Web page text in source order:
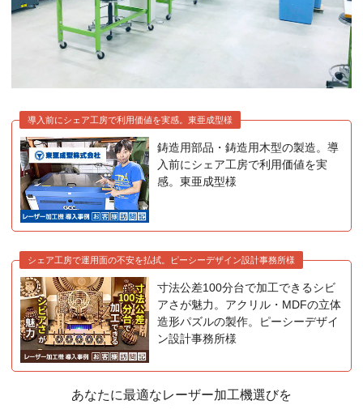
導入前にシェア工房で利用価値を実感。東亜成型様
鋳造用部品・鋳造用木型の製造。導
入前にシェア工房で利用価値を実
感。東亜成型様
シェア工房で運用面の不安を払拭。ピーシーデザイン設計事務所様
寸法公差100分台で加工できるシビ
アさが魅力。アクリル・MDFの立体
造形パズルの製作。ピーシーデザイ
ン設計事務所様
あなたに最適なレーザー加工機選びを